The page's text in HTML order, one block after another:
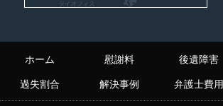
ホーム 慰謝料 後遺障害
過失割合 解決事例 弁護士費用